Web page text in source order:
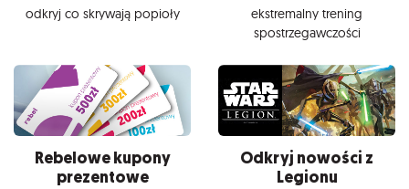
odkryj co skrywają popioły
ekstremalny trening
spostrzegawczości
Rebelowe kupony
prezentowe
Odkryj nowości z
Legionu